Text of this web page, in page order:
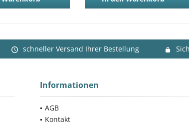
schneller Versand Ihrer Bestellung
Informationen
AGB
Kontakt